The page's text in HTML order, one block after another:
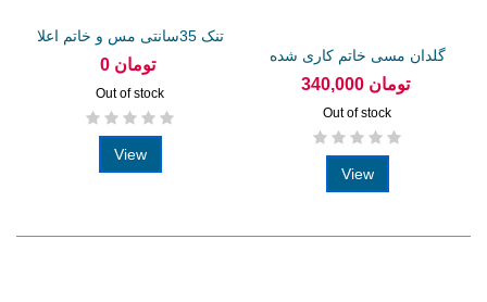
تنک 35سانتی مس و خاتم اعلا
0 تومان
Out of stock
View
گلدان مسی خاتم کاری شده
20سانتی
340,000 تومان
Out of stock
View